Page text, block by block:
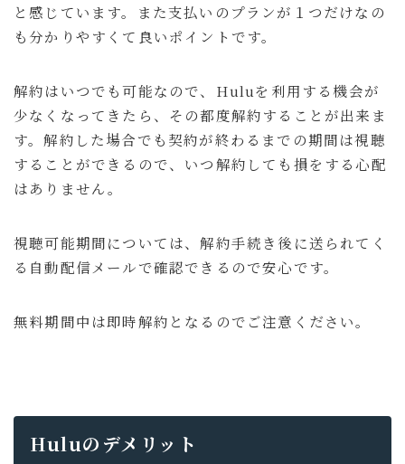
と感じています。また支払いのプランが１つだけなの
も分かりやすくて良いポイントです。
解約はいつでも可能なので、Huluを利用する機会が
少なくなってきたら、その都度解約することが出来ま
す。解約した場合でも契約が終わるまでの期間は視聴
することができるので、いつ解約しても損をする心配
はありません。
視聴可能期間については、解約手続き後に送られてく
る自動配信メールで確認できるので安心です。
無料期間中は即時解約となるのでご注意ください。
Huluのデメリット